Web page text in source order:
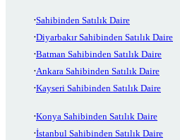
Sahibinden Satılık Daire
Diyarbakır Sahibinden Satılık Daire
Batman Sahibinden Satılık Daire
Ankara Sahibinden Satılık Daire
Kayseri Sahibinden Satılık Daire
Konya Sahibinden Satılık Daire
İstanbul Sahibinden Satılık Daire